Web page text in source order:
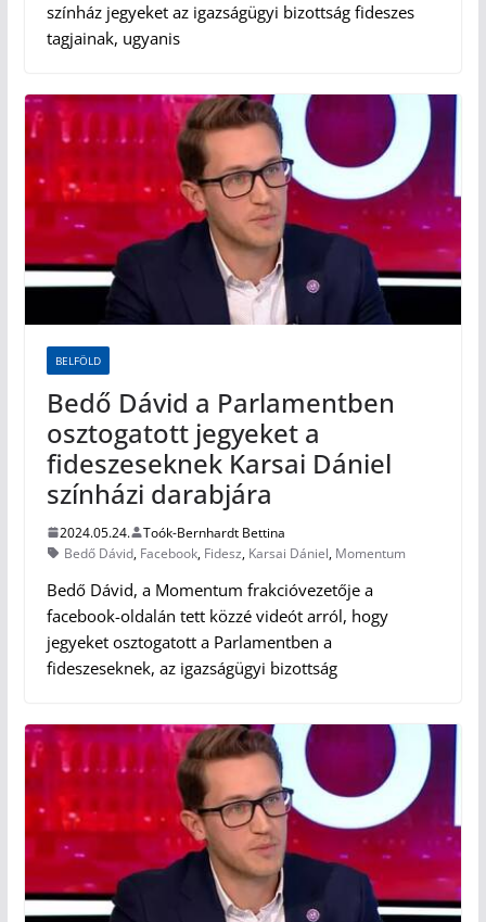
színház jegyeket az igazságügyi bizottság fideszes
tagjainak, ugyanis
BELFÖLD
Bedő Dávid a Parlamentben
osztogatott jegyeket a
fideszeseknek Karsai Dániel
színházi darabjára
2024.05.24.
Toók-Bernhardt Bettina
Bedő Dávid, Facebook, Fidesz, Karsai Dániel, Momentum
Bedő Dávid, a Momentum frakcióvezetője a
facebook-oldalán tett közzé videót arról, hogy
jegyeket osztogatott a Parlamentben a
fideszeseknek, az igazságügyi bizottság